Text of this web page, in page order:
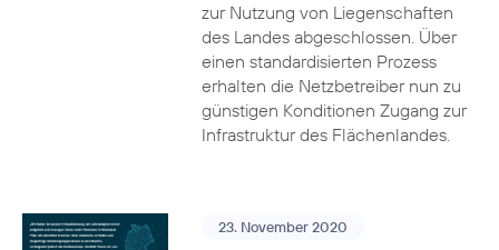
zur Nutzung von Liegenschaften
des Landes abgeschlossen. Über
einen standardisierten Prozess
erhalten die Netzbetreiber nun zu
günstigen Konditionen Zugang zur
Infrastruktur des Flächenlandes.
23. November 2020